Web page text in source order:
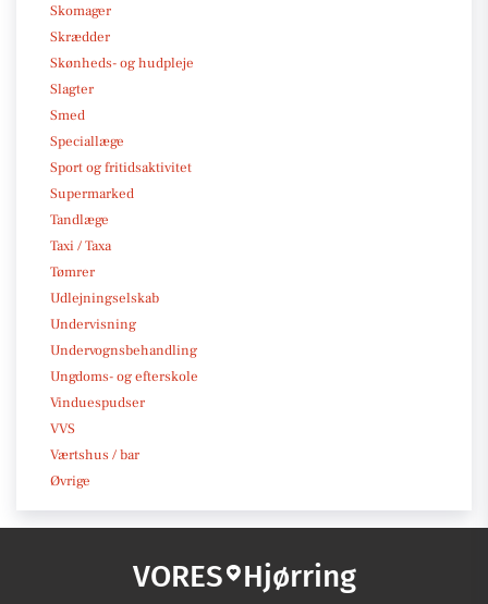
Skomager
Skrædder
Skønheds- og hudpleje
Slagter
Smed
Speciallæge
Sport og fritidsaktivitet
Supermarked
Tandlæge
Taxi / Taxa
Tømrer
Udlejningselskab
Undervisning
Undervognsbehandling
Ungdoms- og efterskole
Vinduespudser
VVS
Værtshus / bar
Øvrige
VORES Hjørring